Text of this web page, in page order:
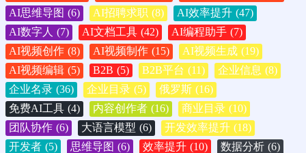
AI思维导图 (6) AI招聘求职 (8) AI效率提升 (47)
AI数字人 (7) AI文档工具 (42) AI编程助手 (7)
AI视频创作 (8) AI视频制作 (15) AI视频生成 (19)
AI视频编辑 (5) B2B (5) B2B平台 (11) 企业信息 (8)
企业名录 (36) 企业目录 (5) 俄罗斯 (16)
免费AI工具 (4) 内容创作者 (16) 商业目录 (10)
团队协作 (6) 大语言模型 (6) 开发效率提升 (18)
开发者 (5) 思维导图 (6) 效率提升 (10) 数据分析 (6)